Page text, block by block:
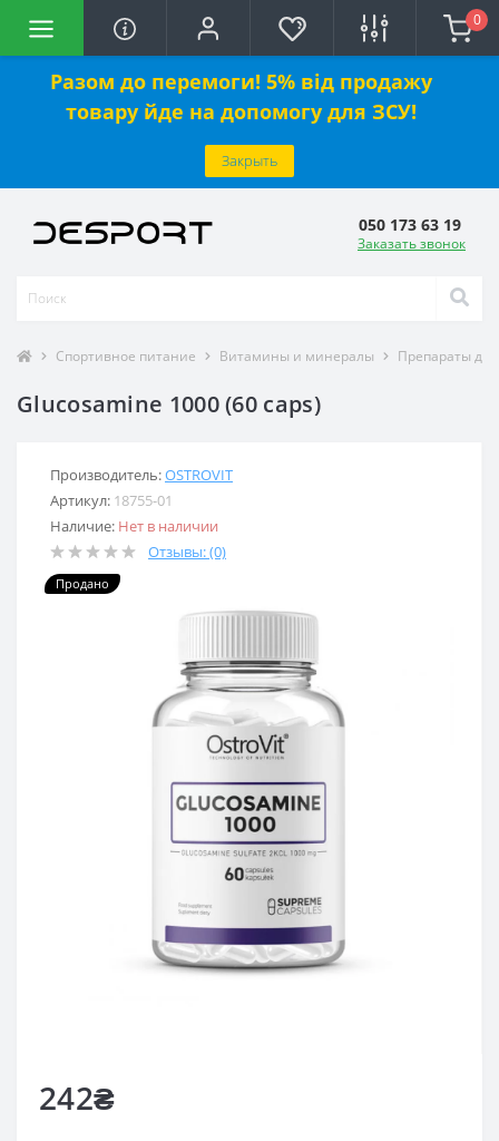
Разом до перемоги! 5% від продажу
товару йде на допомогу для ЗСУ!
Закрыть
0
050 173 63 19
Заказать звонок
Спортивное питание Витамины и минералы Препараты для
Glucosamine 1000 (60 caps)
Производитель:OSTROVIT
Артикул: 18755-01
Наличие: Нет в наличии
Отзывы: (0)
Продано
242₴